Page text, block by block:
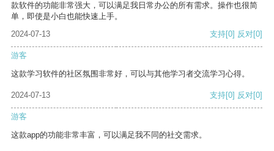
款软件的功能非常强大，可以满足我日常办公的所有需求。操作也很简
单，即使是小白也能快速上手。
2024-07-13
支持[0] 反对[0]
游客
这款学习软件的社区氛围非常好，可以与其他学习者交流学习心得。
2024-07-13 支持[0] 反对[0]
游客
这款app的功能非常丰富，可以满足我不同的社交需求。